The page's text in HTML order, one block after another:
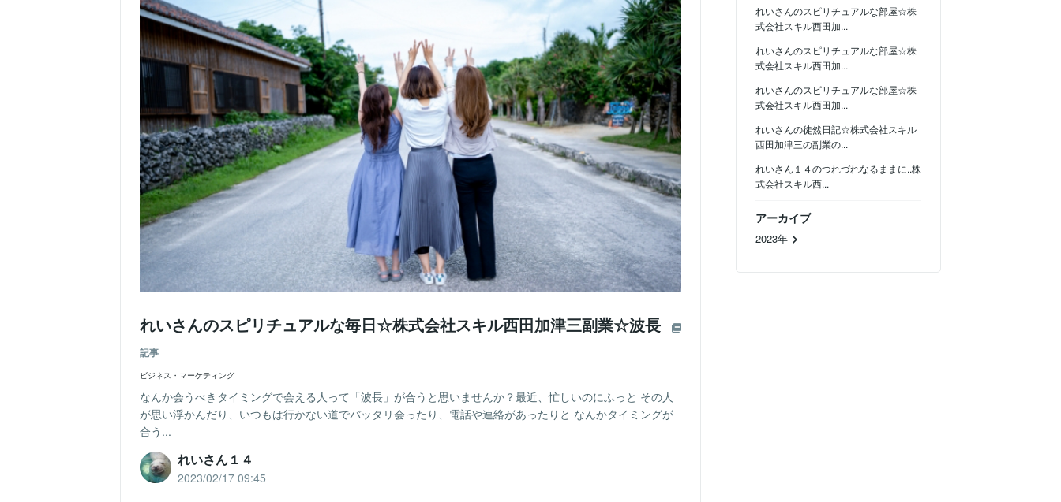
れいさんのスピリチュアルな部屋☆株
式会社スキル西田加...
れいさんのスピリチュアルな部屋☆株
式会社スキル西田加...
れいさんのスピリチュアルな部屋☆株
式会社スキル西田加...
れいさんの徒然日記☆株式会社スキル
西田加津三の副業の...
れいさん１４のつれづれなるままに..株
式会社スキル西...
アーカイブ
2023年
れいさんのスピリチュアルな毎日☆株式会社スキル西田加津三副業☆波長
記事
ビジネス・マーケティング
なんか会うべきタイミングで会える人って「波長」が合うと思いませんか？最近、忙しいのにふっと その人
が思い浮かんだり、いつもは行かない道でバッタリ会ったり、電話や連絡があったりと なんかタイミングが
合う...
れいさん１４
2023/02/17 09:45